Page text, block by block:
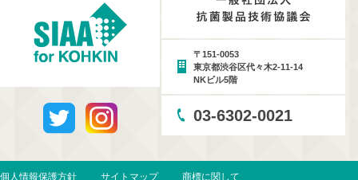
〒151-0053
東京都渋谷区代々木2-11-14
NKビル5階
03-6302-0021
個人情報保護方針 サイトマップ 商標に関して